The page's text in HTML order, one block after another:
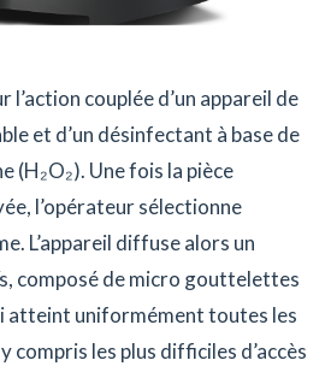
l’action couplée d’un appareil de
et d’un désinfectant à base de
(H₂O₂). Une fois la pièce
l’opérateur sélectionne
L’appareil diffuse alors un
composé de micro gouttelettes
atteint uniformément toutes les
compris les plus difficiles d’accès